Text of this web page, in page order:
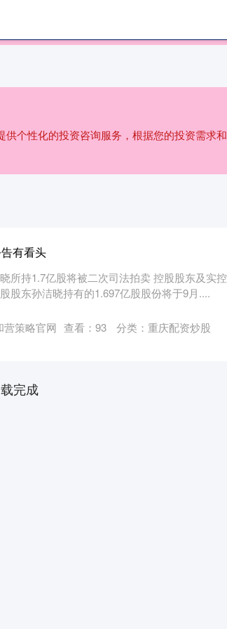
个性化的投资咨询服务，根据您的投资需求和
有看头
所持1.7亿股将被二次司法拍卖 控股股东及实控
股东孙洁晓持有的1.697亿股股份将于9月....
营策略官网 查看： 93 分类： 重庆配资炒股
完成